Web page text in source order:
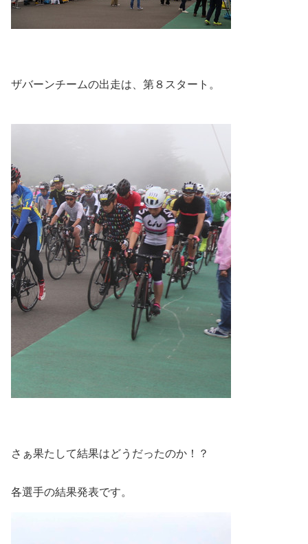
ザバーンチームの出走は、第８スタート。
さぁ果たして結果はどうだったのか！？
各選手の結果発表です。